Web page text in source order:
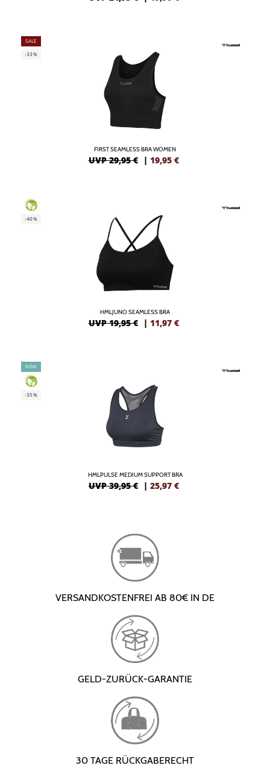
SALE
-33%
FIRST SEAMLESS BRA WOMEN
UVP 29,95 € | 19,95 €
GREEN
-40%
HMLJUNO SEAMLESS BRA
UVP 19,95 € | 11,97 €
NEW
GREEN
-35%
HMLPULSE MEDIUM SUPPORT BRA
UVP 39,95 € | 25,97 €
VERSANDKOSTENFREI AB 80€ IN DE
GELD-ZURÜCK-GARANTIE
30 TAGE RÜCKGABERECHT